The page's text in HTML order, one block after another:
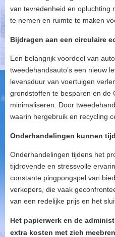
van tevredenheid en opluchting
te nemen en ruimte te maken
Bijdragen aan een circulaire
Een belangrijk voordeel van
tweedehandsauto’s een nieuw
levensduur van voertuigen
grondstoffen te besparen en de
minimaliseren. Door
waarin hergebruik en recycling
Onderhandelingen kunnen
Onderhandelingen tijdens het
tijdrovende en stressvolle
constante pingpongspel van
verkopers, die vaak
van een redelijke prijs en het
Het papierwerk en de
extra kosten met zich